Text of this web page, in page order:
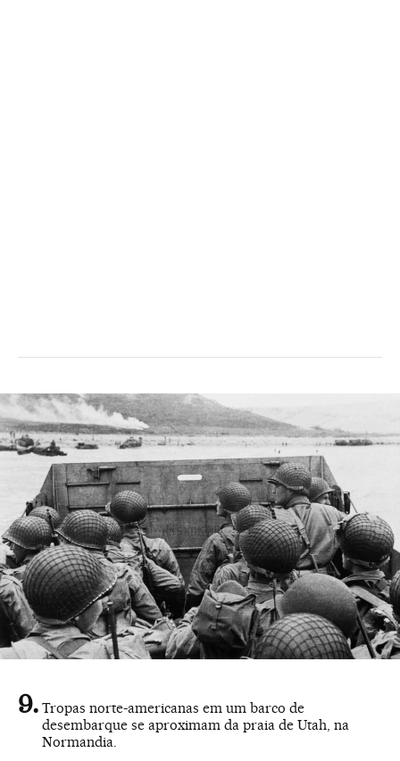
Tropas norte-americanas em um barco de
desembarque se aproximam da praia de Utah, na
Normandia.